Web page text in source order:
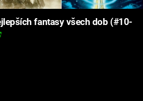
fantasy všech dob (#10-